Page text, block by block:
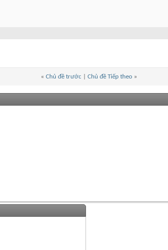
« Chủ đề trước Chủ đề Tiếp theo »